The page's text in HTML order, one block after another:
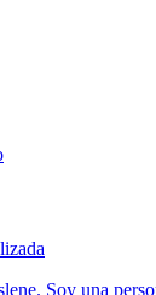
Soy una